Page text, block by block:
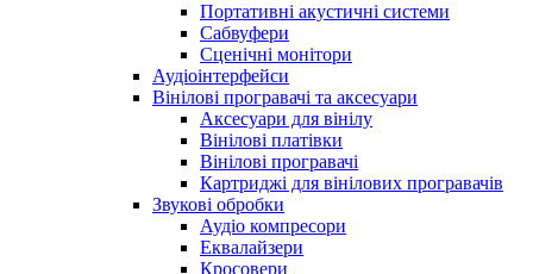
Портативні акустичні системи
Сабвуфери
Сценічні монітори
Аудіоінтерфейси
Вінілові програвачі та аксесуари
Аксесуари для вінілу
Вінілові платівки
Вінілові програвачі
Картриджі для вінілових програвачів
Звукові обробки
Аудіо компресори
Еквалайзери
Кросовери